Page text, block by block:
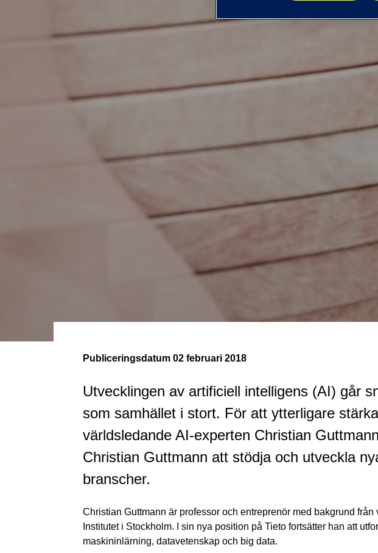
Publiceringsdatum 02 februari 2018
Utvecklingen av artificiell intelligens (AI) går
som samhället i stort. För att ytterligare
världsledande AI-experten Christian
Christian Guttmann att stödja och utveckla
branscher.
Christian Guttmann är professor och entreprenör med bakgrund
Institutet i Stockholm. I sin nya position på Tieto fortsätter han att
maskininlärning, datavetenskap och big data.